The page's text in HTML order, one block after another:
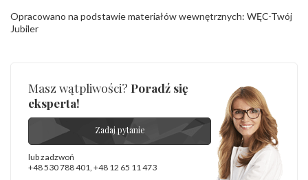
Opracowano na podstawie materiałów wewnętrznych: WĘC-Twój
Jubiler
Masz wątpliwości? Poradź się
eksperta!
Zadaj pytanie
lub zadzwoń
+48 530 788 401, +48 12 65 11 473